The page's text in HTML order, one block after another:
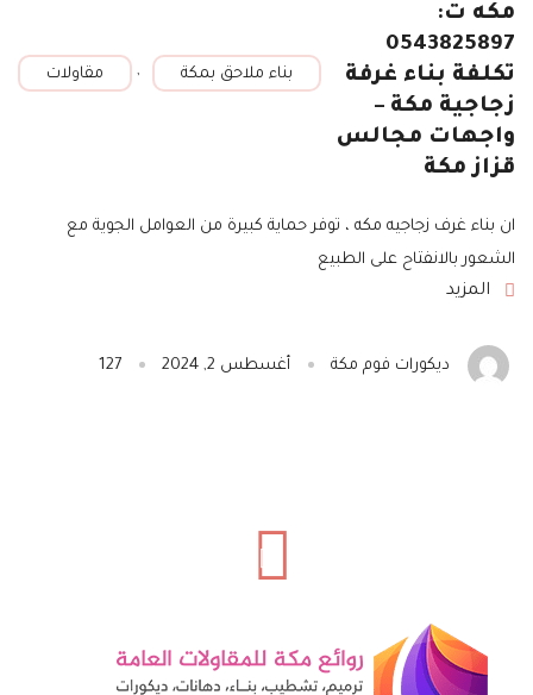
بناء ملاحق بمكة , مقاولات
مكه ت:
0543825897
تكلفة بناء غرفة
زجاجية مكة –
واجهات مجالس
قزاز مكة
ان بناء غرف زجاجيه مكه ، توفر حماية كبيرة من العوامل الجوية مع
الشعور بالانفتاح على الطبيع
المزيد
ديكورات فوم مكة أغسطس 2, 2024 127